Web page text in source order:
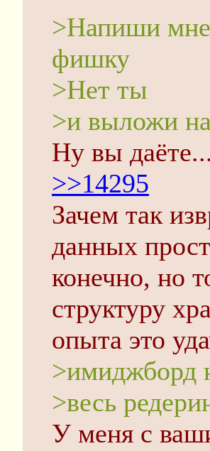
>Напиши
фишку
>Нет ты
>и выложи
Ну вы даёте...
>>14295
Зачем так
данных
конечно, но
структуру
опыта это
>имиджборд
>весь
У меня с